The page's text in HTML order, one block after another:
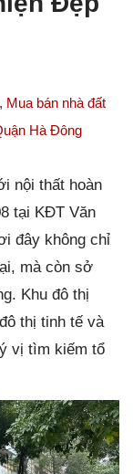
, Mua bán nhà đất
Hà Đông
nội thất hoàn
tại KĐT Văn
đây không chỉ
mà còn sở
Khu đô thị
thị tinh tế và
vị tìm kiếm tổ